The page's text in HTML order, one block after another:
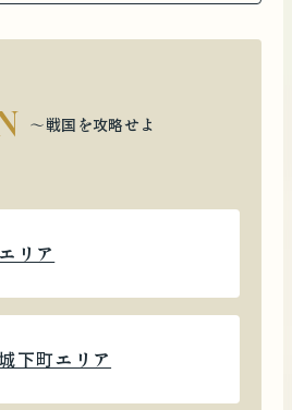
〜戦国を攻略せよ
リア
下町エリア